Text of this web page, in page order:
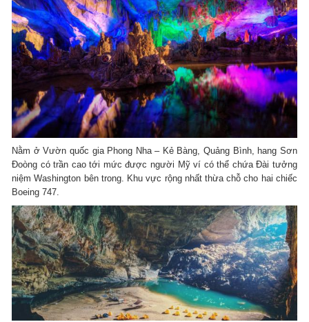
Nằm ở Vườn quốc gia Phong Nha – Kẻ Bàng, Quảng Bình, hang Sơn
Đoòng có trần cao tới mức được người Mỹ ví có thể chứa Đài tưởng
niệm Washington bên trong. Khu vực rộng nhất thừa chỗ cho hai chiếc
Boeing 747.